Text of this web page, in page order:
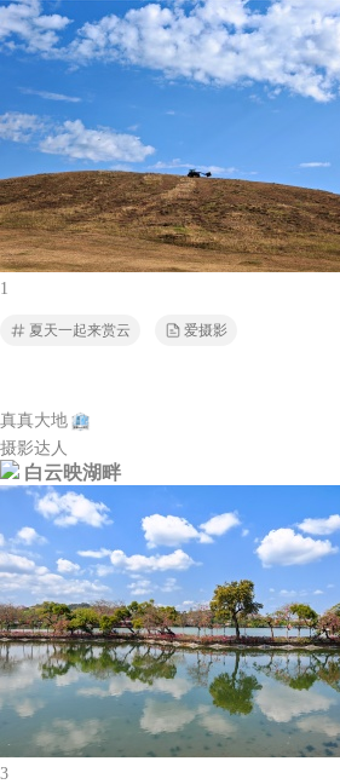
1
夏天一起来赏云 爱摄影
真真大地
摄影达人
白云映湖畔
3